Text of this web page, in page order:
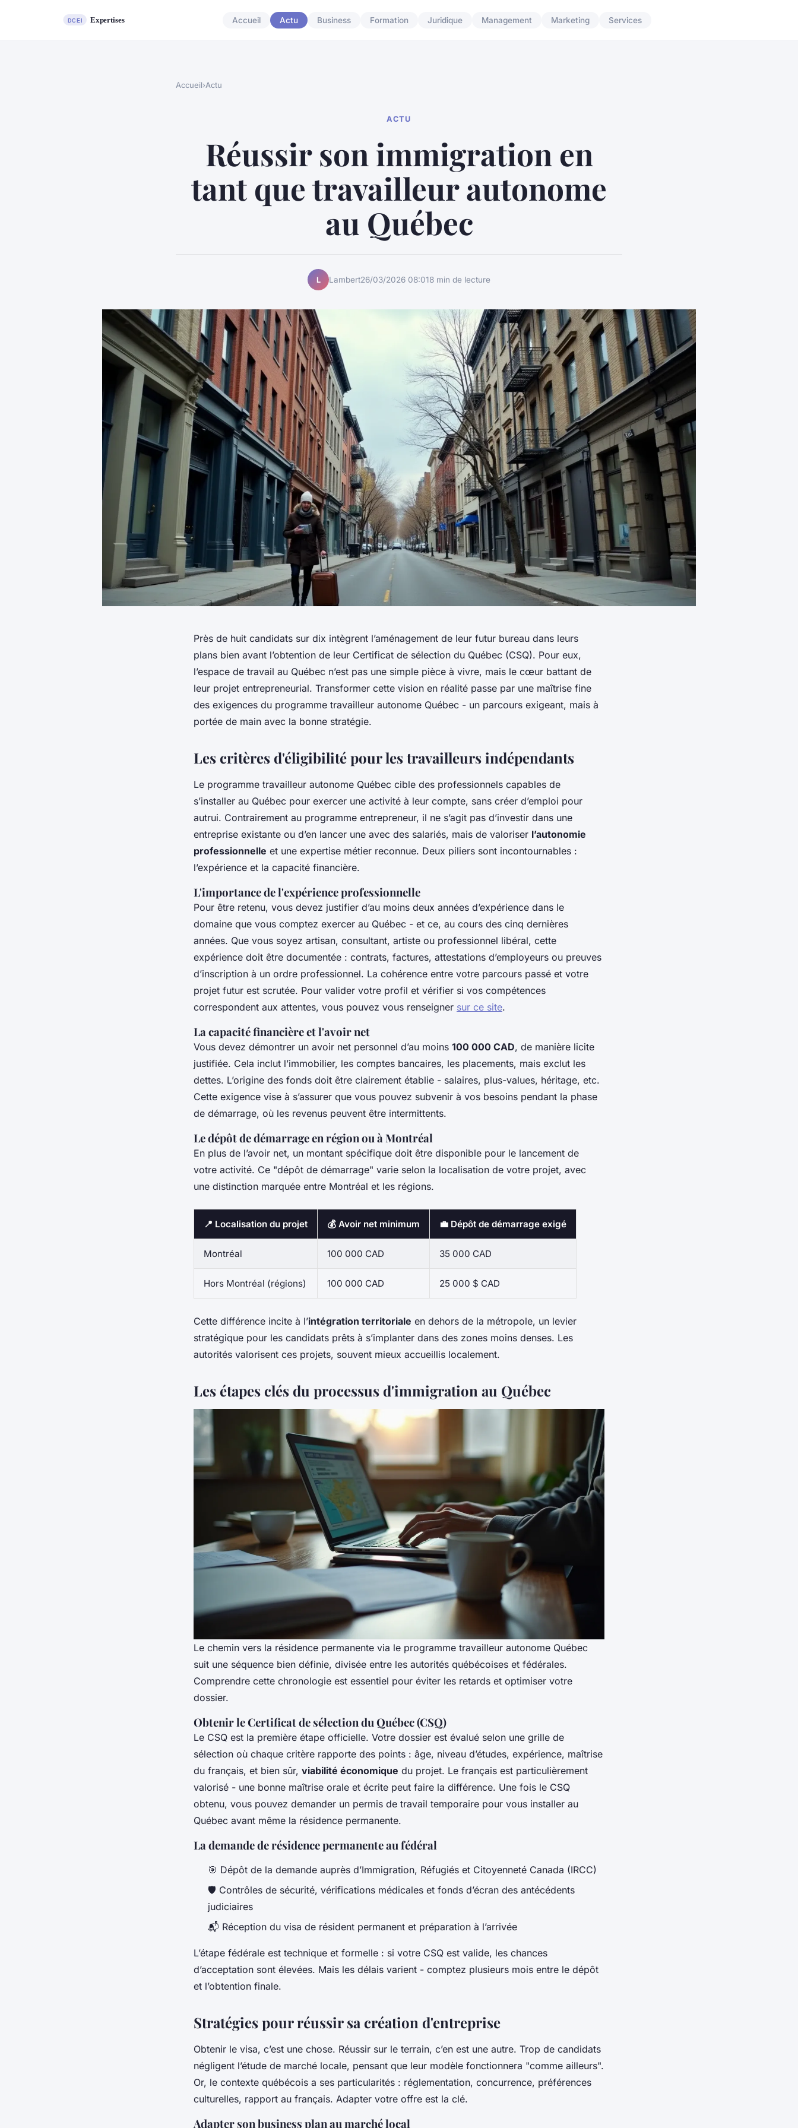
Accueil Actu Business Formation Juridique Management Marketing Services
Accueil›Actu
ACTU
Réussir son immigration en
tant que travailleur autonome
au Québec
L Lambert26/03/2026 08:018 min de lecture
Près de huit candidats sur dix intègrent l’aménagement de leur futur bureau dans leurs
plans bien avant l’obtention de leur Certificat de sélection du Québec (CSQ). Pour eux,
l’espace de travail au Québec n’est pas une simple pièce à vivre, mais le cœur battant de
leur projet entrepreneurial. Transformer cette vision en réalité passe par une maîtrise fine
des exigences du programme travailleur autonome Québec - un parcours exigeant, mais à
portée de main avec la bonne stratégie.
Les critères d'éligibilité pour les travailleurs indépendants
Le programme travailleur autonome Québec cible des professionnels capables de
s’installer au Québec pour exercer une activité à leur compte, sans créer d’emploi pour
autrui. Contrairement au programme entrepreneur, il ne s’agit pas d’investir dans une
entreprise existante ou d’en lancer une avec des salariés, mais de valoriser l’autonomie
professionnelle et une expertise métier reconnue. Deux piliers sont incontournables :
l’expérience et la capacité financière.
L'importance de l'expérience professionnelle
Pour être retenu, vous devez justifier d’au moins deux années d’expérience dans le
domaine que vous comptez exercer au Québec - et ce, au cours des cinq dernières
années. Que vous soyez artisan, consultant, artiste ou professionnel libéral, cette
expérience doit être documentée : contrats, factures, attestations d’employeurs ou preuves
d’inscription à un ordre professionnel. La cohérence entre votre parcours passé et votre
projet futur est scrutée. Pour valider votre profil et vérifier si vos compétences
correspondent aux attentes, vous pouvez vous renseigner sur ce site.
La capacité financière et l'avoir net
Vous devez démontrer un avoir net personnel d’au moins 100 000 CAD, de manière licite
justifiée. Cela inclut l’immobilier, les comptes bancaires, les placements, mais exclut les
dettes. L’origine des fonds doit être clairement établie - salaires, plus-values, héritage, etc.
Cette exigence vise à s’assurer que vous pouvez subvenir à vos besoins pendant la phase
de démarrage, où les revenus peuvent être intermittents.
Le dépôt de démarrage en région ou à Montréal
En plus de l’avoir net, un montant spécifique doit être disponible pour le lancement de
votre activité. Ce "dépôt de démarrage" varie selon la localisation de votre projet, avec
une distinction marquée entre Montréal et les régions.
📍 Localisation du projet 💰 Avoir net minimum 💼 Dépôt de démarrage exigé
Montréal 100 000 CAD 35 000 CAD
Hors Montréal (régions) 100 000 CAD 25 000 $ CAD
Cette différence incite à l’intégration territoriale en dehors de la métropole, un levier
stratégique pour les candidats prêts à s’implanter dans des zones moins denses. Les
autorités valorisent ces projets, souvent mieux accueillis localement.
Les étapes clés du processus d'immigration au Québec
Le chemin vers la résidence permanente via le programme travailleur autonome Québec
suit une séquence bien définie, divisée entre les autorités québécoises et fédérales.
Comprendre cette chronologie est essentiel pour éviter les retards et optimiser votre
dossier.
Obtenir le Certificat de sélection du Québec (CSQ)
Le CSQ est la première étape officielle. Votre dossier est évalué selon une grille de
sélection où chaque critère rapporte des points : âge, niveau d’études, expérience, maîtrise
du français, et bien sûr, viabilité économique du projet. Le français est particulièrement
valorisé - une bonne maîtrise orale et écrite peut faire la différence. Une fois le CSQ
obtenu, vous pouvez demander un permis de travail temporaire pour vous installer au
Québec avant même la résidence permanente.
La demande de résidence permanente au fédéral
🎯 Dépôt de la demande auprès d’Immigration, Réfugiés et Citoyenneté Canada (IRCC)
🛡️ Contrôles de sécurité, vérifications médicales et fonds d’écran des antécédents
judiciaires
📬 Réception du visa de résident permanent et préparation à l’arrivée
L’étape fédérale est technique et formelle : si votre CSQ est valide, les chances
d’acceptation sont élevées. Mais les délais varient - comptez plusieurs mois entre le dépôt
et l’obtention finale.
Stratégies pour réussir sa création d'entreprise
Obtenir le visa, c’est une chose. Réussir sur le terrain, c’en est une autre. Trop de candidats
négligent l’étude de marché locale, pensant que leur modèle fonctionnera "comme ailleurs".
Or, le contexte québécois a ses particularités : réglementation, concurrence, préférences
culturelles, rapport au français. Adapter votre offre est la clé.
Adapter son business plan au marché local